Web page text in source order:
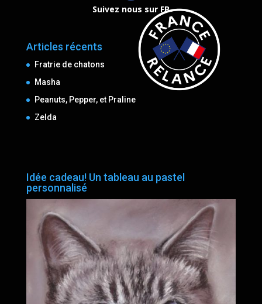
Suivez nous sur FB
Articles récents
Fratrie de chatons
Masha
Peanuts, Pepper, et Praline
Zelda
Idée cadeau! Un tableau au pastel
personnalisé